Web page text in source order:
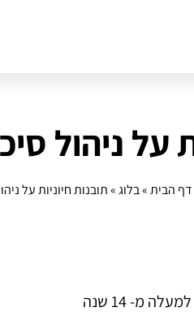
על ניהול
דף הבית»בלוג»תובנות חיוניות על
מ- 14 שנה